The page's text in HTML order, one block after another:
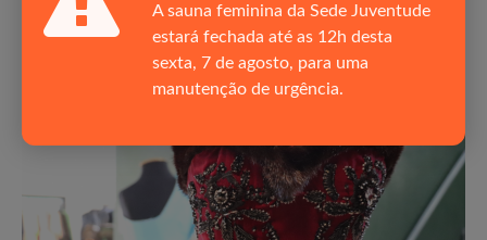
A sauna feminina da Sede Juventude
estará fechada até as 12h desta
sexta, 7 de agosto, para uma
manutenção de urgência.